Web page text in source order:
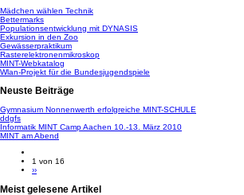
Mädchen wählen Technik
Bettermarks
Populationsentwicklung mit DYNASIS
Exkursion in den Zoo
Gewässerpraktikum
Rasterelektronenmikroskop
MINT-Webkatalog
Wlan-Projekt für die Bundesjugendspiele
Neuste Beiträge
Gymnasium Nonnenwerth erfolgreiche MINT-SCHULE
ddgfs
Informatik MINT Camp Aachen 10.-13. März 2010
MINT am Abend
1 von 16
››
Meist gelesene Artikel